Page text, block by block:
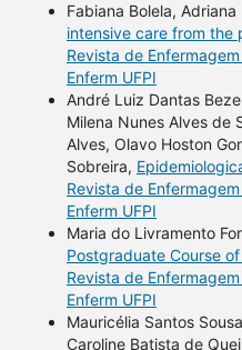
Fabiana Bolela, Adriana
intensive care from the
Revista de
Enferm UFPI
André Luiz Dantas
Milena Nunes Alves de
Alves, Olavo Hoston
Sobreira,
Revista de
Enferm UFPI
Maria do Livramento
Postgraduate Course
Revista de
Enferm UFPI
Mauricélia Santos
Caroline Batista de